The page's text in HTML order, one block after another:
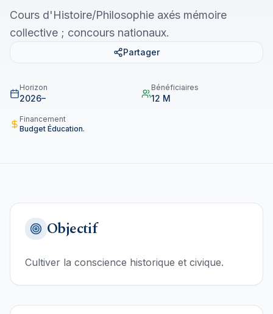
Cours d'Histoire/Philosophie axés mémoire
collective ; concours nationaux.
Partager
Horizon
2026–
Bénéficiaires
12 M
Financement
Budget Éducation.
Objectif
Cultiver la conscience historique et civique.